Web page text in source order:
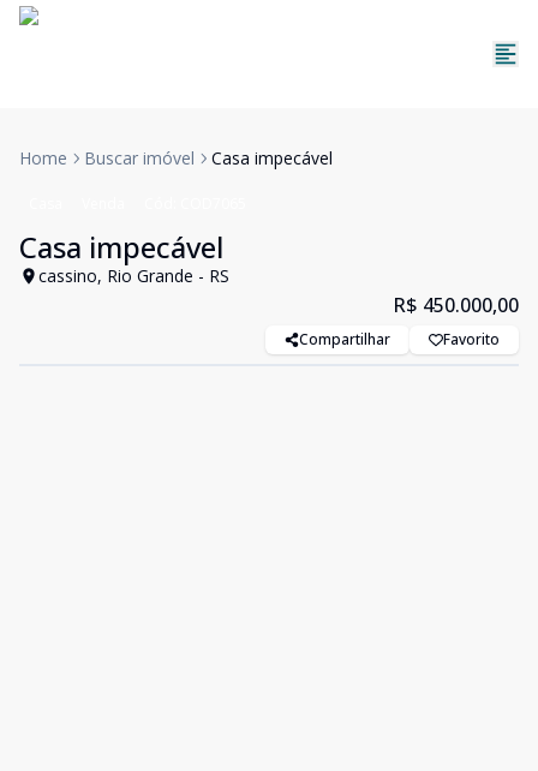
Home Buscar imóvel Casa impecável
Casa impecável
cassino, Rio Grande - RS
R$ 450.000,00
Compartilhar Favorito